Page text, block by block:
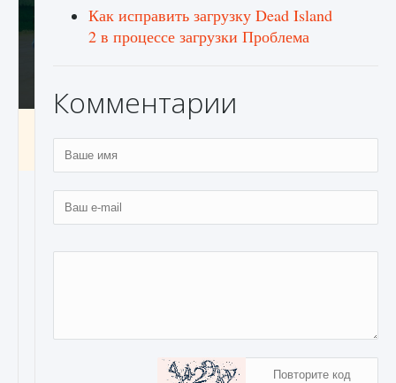
Как включить чат в Fortnite
9 августа 2024
Как исправить загрузку Dead Island
2 в процессе загрузки Проблема
Комментарии